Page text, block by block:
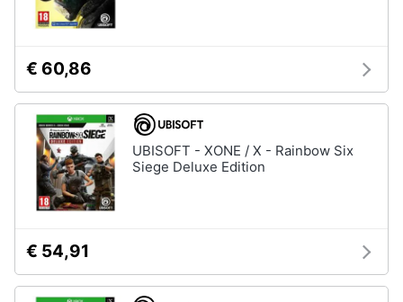
cd
Festività
e
ricorrenze
Promozioni
Assistenza
clienti
Xbox
series
x
Xbox
Console
Xbox
Giochi
one
Vedi
tutti
€ 60,86
UBISOFT - XONE / X - Rainbow Six
Siege Deluxe Edition
€ 54,91